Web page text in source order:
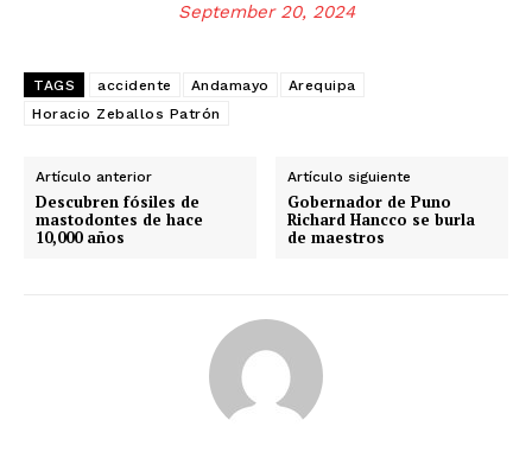
September 20, 2024
TAGS accidente Andamayo
Arequipa
Horacio Zeballos Patrón
Artículo anterior
Descubren fósiles de
mastodontes de hace
10,000 años
Artículo siguiente
Gobernador de Puno
Richard Hancco se burla
de maestros